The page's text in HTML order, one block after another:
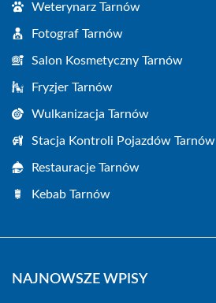
Weterynarz Tarnów
Fotograf Tarnów
Salon Kosmetyczny Tarnów
Fryzjer Tarnów
Wulkanizacja Tarnów
Stacja Kontroli Pojazdów Tarnów
Restauracje Tarnów
Kebab Tarnów
NAJNOWSZE WPISY